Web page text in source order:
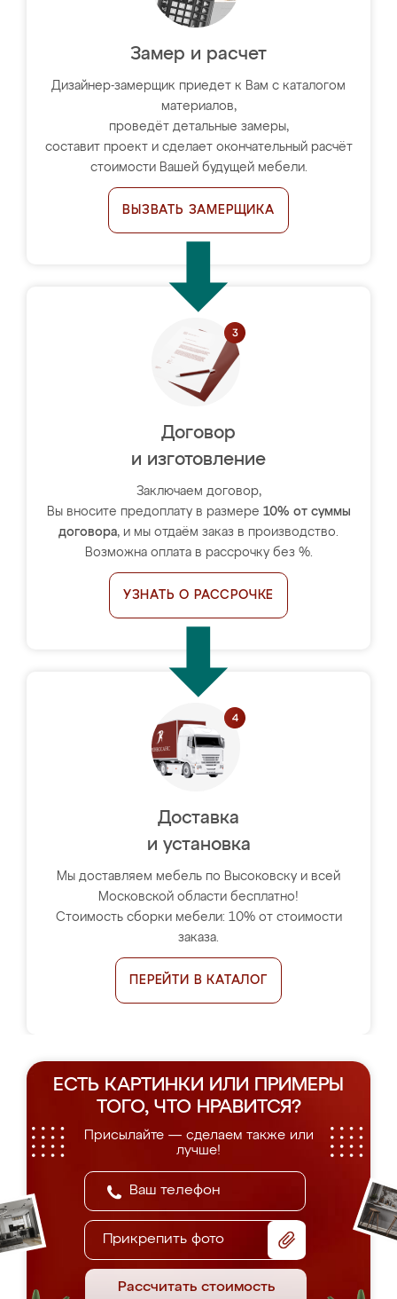
Замер и расчет
Дизайнер-замерщик приедет к Вам с каталогом
материалов,
проведёт детальные замеры,
составит проект и сделает окончательный расчёт
стоимости Вашей будущей мебели.
ВЫЗВАТЬ ЗАМЕРЩИКА
Договор
и изготовление
Заключаем договор,
Вы вносите предоплату в размере 10% от суммы
договора, и мы отдаём заказ в производство.
Возможна оплата в рассрочку без %.
УЗНАТЬ О РАССРОЧКЕ
Доставка
и установка
Мы доставляем мебель по Высоковску и всей
Московской области бесплатно!
Стоимость сборки мебели: 10% от стоимости
заказа.
ПЕРЕЙТИ В КАТАЛОГ
ЕСТЬ КАРТИНКИ ИЛИ ПРИМЕРЫ
ТОГО, ЧТО НРАВИТСЯ?
Присылайте — сделаем также или
лучше!
Прикрепить фото
Рассчитать стоимость